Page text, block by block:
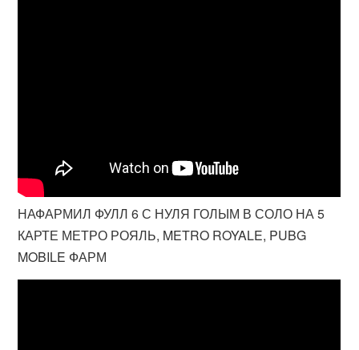
НАФАРМИЛ ФУЛЛ 6 С НУЛЯ ГОЛЫМ В СОЛО НА 5
КАРТЕ МЕТРО РОЯЛЬ, METRO ROYALE, PUBG
MOBILE ФАРМ